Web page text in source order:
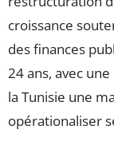
croissance
des finances
24 ans, avec
la Tunisie une
opérationaliser